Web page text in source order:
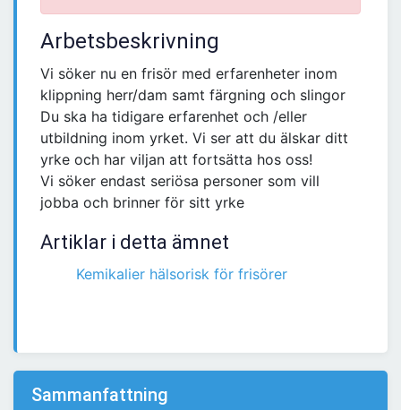
Arbetsbeskrivning
Vi söker nu en frisör med erfarenheter inom
klippning herr/dam samt färgning och slingor
Du ska ha tidigare erfarenhet och /eller
utbildning inom yrket. Vi ser att du älskar ditt
yrke och har viljan att fortsätta hos oss!
Vi söker endast seriösa personer som vill
jobba och brinner för sitt yrke
Artiklar i detta ämnet
Kemikalier hälsorisk för frisörer
Sammanfattning